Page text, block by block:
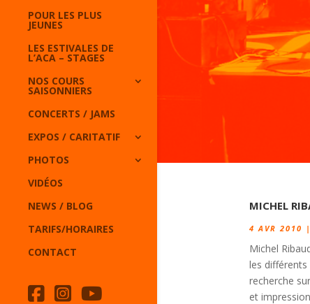
POUR LES PLUS
JEUNES
LES ESTIVALES DE
L’ACA – STAGES
NOS COURS
SAISONNIERS
CONCERTS / JAMS
EXPOS / CARITATIF
PHOTOS
VIDÉOS
NEWS / BLOG
TARIFS/HORAIRES
CONTACT
MICHEL
4 AVR 2010 |
Michel
les
recherche
et